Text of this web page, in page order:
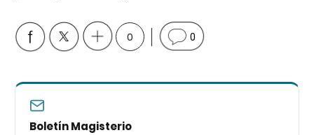
0 0
Boletín Magisterio